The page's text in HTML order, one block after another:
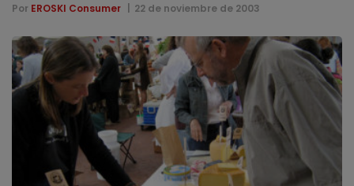
Por EROSKI Consumer 22 de noviembre de 2003